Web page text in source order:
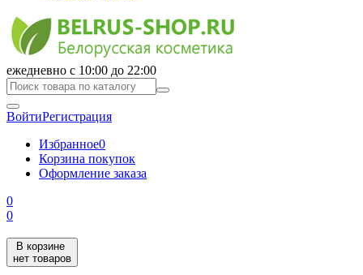
ежедневно с 10:00 до 22:00
ВойтиРегистрация
Избранное0
Корзина покупок
Оформление заказа
0
0
В корзине
нет товаров